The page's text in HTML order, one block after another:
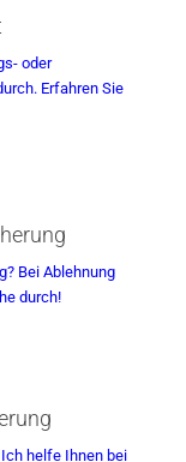
oder
Erfahren Sie
Bei Ablehnung
durch!
helfe Ihnen bei